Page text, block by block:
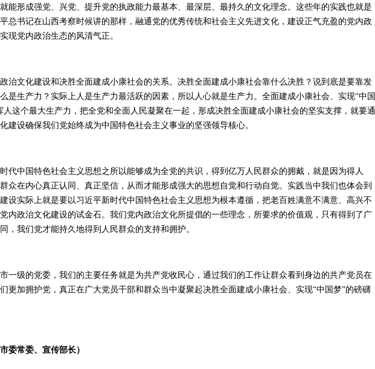
能形成强党、兴党、提升党的执政能力最基本、最深层、最持久的文化理念。这些年的实践也就是
总书记在山西考察时候讲的那样，融通党的优秀传统和社会主义先进文化，建设正气充盈的党内政
现党内政治生态的风清气正。
文化建设和决胜全面建成小康社会的关系。决胜全面建成小康社会靠什么决胜？说到底是要靠发
是生产力？实际上人是生产力最活跃的因素，所以人心就是生产力。全面建成小康社会、实现“中国
人这个最大生产力，把全党和全面人民凝聚在一起，形成决胜全面建成小康社会的坚实支撑，就要通
建设确保我们党始终成为中国特色社会主义事业的坚强领导核心。
中国特色社会主义思想之所以能够成为全党的共识，得到亿万人民群众的拥戴，就是因为得人
众在内心真正认同、真正坚信，从而才能形成强大的思想自觉和行动自觉。实践当中我们也体会到
设实际上就是要以习近平新时代中国特色社会主义思想为根本遵循，把老百姓满意不满意、高兴不
内政治文化建设的试金石。我们党内政治文化所提倡的一些理念，所要求的价值观，只有得到了广
，我们党才能持久地得到人民群众的支持和拥护。
级的党委，我们的主要任务就是为共产党收民心，通过我们的工作让群众看到身边的共产党员在
更加拥护党，真正在广大党员干部和群众当中凝聚起决胜全面建成小康社会、实现“中国梦”的磅礴
委常委、宣传部长）